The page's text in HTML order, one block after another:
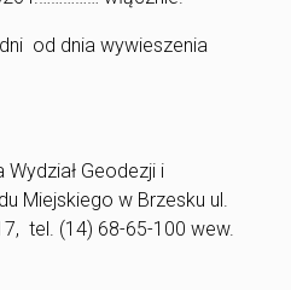
wywieszenia
Geodezji i
Miejskiego w Brzesku ul.
tel. (14) 68-65-100 wew.